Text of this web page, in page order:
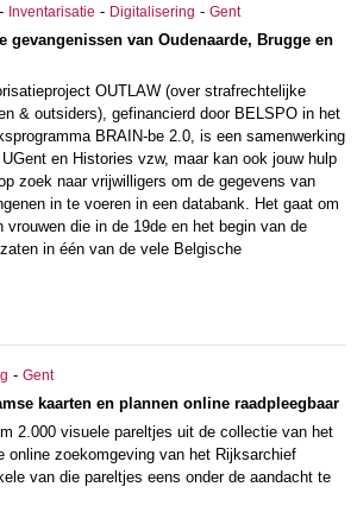
Inventarisatie - Digitalisering - Gent
gevangenissen van Oudenaarde, Brugge en
OUTLAW (over strafrechtelijke
& outsiders), gefinancierd door BELSPO in het
BRAIN-be 2.0, is een samenwerking
en Histories vzw, maar kan ook jouw hulp
zoek naar vrijwilligers om de gegevens van
in te voeren in een databank. Het gaat om
vrouwen die in de 19de en het begin van de
in één van de vele Belgische
- Gent
kaarten en plannen online raadpleegbaar
2.000 visuele pareltjes uit de collectie van het
online zoekomgeving van het Rijksarchief
van die pareltjes eens onder de aandacht te